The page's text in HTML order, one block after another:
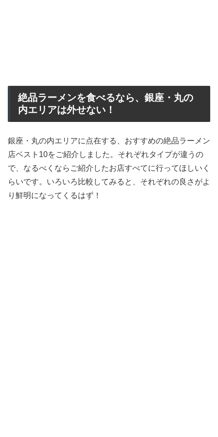
絶品ラーメンを食べるなら、銀座・丸の
内エリアは外せない！
銀座・丸の内エリアに点在する、おすすめの絶品ラーメン
店ベスト10をご紹介しました。それぞれタイプが違うの
で、なるべくならご紹介したお店すべてに行ってほしいく
らいです。いろいろ比較してみると、それぞれの良さがよ
り鮮明になってくるはず！